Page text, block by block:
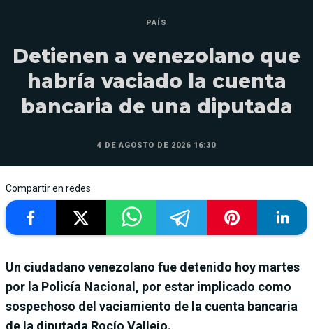
PAÍS
Detienen a venezolano que
habría vaciado la cuenta
bancaria de una diputada
4 DE AGOSTO DE 2026 16:30
Compartir en redes
Un ciudadano venezolano fue detenido hoy martes
por la Policía Nacional, por estar implicado como
sospechoso del vaciamiento de la cuenta bancaria
de la diputada Rocío Vallejo.